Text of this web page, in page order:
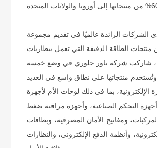
الشركات الرائدة عالميًا في تقديم مجموعة
الطاقة الدقيقة التي تعمل ببطاريات
شاركت شركة باور جلوري في وضع خمسة
وتُستخدم منتجاتها على نطاق واسع في العديد
الإلكترونية، بما في ذلك لوحات الأم لأجهزة
التحكم الصناعية، وأجهزة مراقبة ضغط
ومفاتيح الأمان المصرفية، وبطاقات
وأنظمة الدفع الإلكتروني، والنظارات